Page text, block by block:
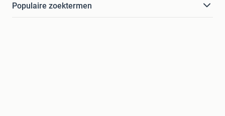
Populaire zoektermen